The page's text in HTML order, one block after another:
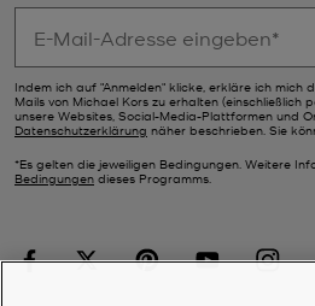
Indem ich auf "Anmelden" klicke, erkläre ich mich
Mails von Michael Kors zu erhalten (einschließlich
unsere Websites, Social-Media-Plattformen und
Datenschutzerklärung näher beschrieben. Sie
*Es gelten die jeweiligen Bedingungen. Weitere
Bedingungen dieses Programms.